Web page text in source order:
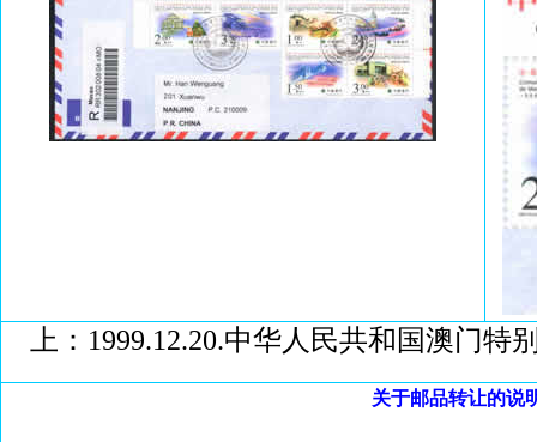
上：1999.12.20.中华人民共和国澳门
关于邮品转让的说